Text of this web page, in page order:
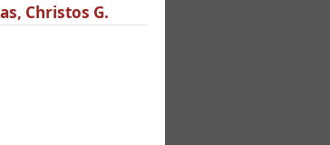
Christos G.